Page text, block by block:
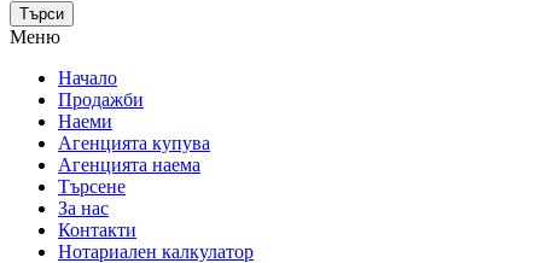
Меню
Начало
Продажби
Наеми
Агенцията купува
Агенцията наема
Търсене
За нас
Контакти
Нотариален калкулатор